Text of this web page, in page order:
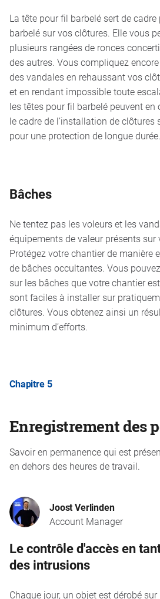
La tête pour fil barbelé sert de
barbelé sur vos clôtures. Elle vous
plusieurs rangées de ronces
des autres. Vous compliquez
des vandales en rehaussant vos
et en rendant impossible toute
les têtes pour fil barbelé peuvent
le cadre de l’installation de clôtures
pour une protection de longue durée.
Bâches
Ne tentez pas les voleurs et les
équipements de valeur présents sur
Protégez votre chantier de manière
de bâches occultantes. Vous
sur les bâches que votre chantier
sont faciles à installer sur
clôtures. Vous obtenez ainsi un
minimum d’efforts.
Chapitre 5
Enregistrement des
Savoir en permanence qui est
en dehors des heures de travail.
Joost Verlinden
Account Manager
Le contrôle d'accès en
des intrusions
Chaque jour, un objet est dérobé